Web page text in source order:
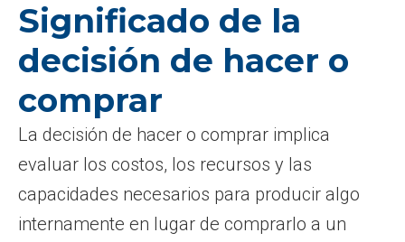
Significado de la
decisión de hacer o
comprar
La decisión de hacer o comprar implica
evaluar los costos, los recursos y las
capacidades necesarios para producir algo
internamente en lugar de comprarlo a un